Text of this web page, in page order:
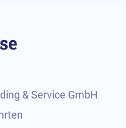
& Service GmbH